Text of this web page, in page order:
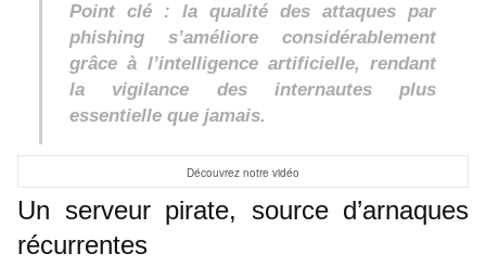
Point clé : la qualité des attaques par
phishing s’améliore considérablement
grâce à l’intelligence artificielle, rendant
la vigilance des internautes plus
essentielle que jamais.
Découvrez notre vidéo
Un serveur pirate, source d’arnaques
récurrentes